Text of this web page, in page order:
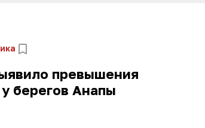
превышения
берегов Анапы